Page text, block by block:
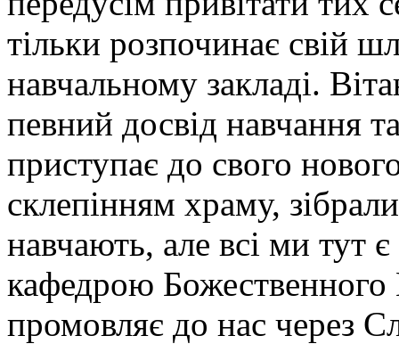
тільки розпочинає свій
навчальному закладі.
певний досвід навчання
приступає до свого
склепінням храму,
навчають, але всі ми тут
кафедрою
промовляє до нас через